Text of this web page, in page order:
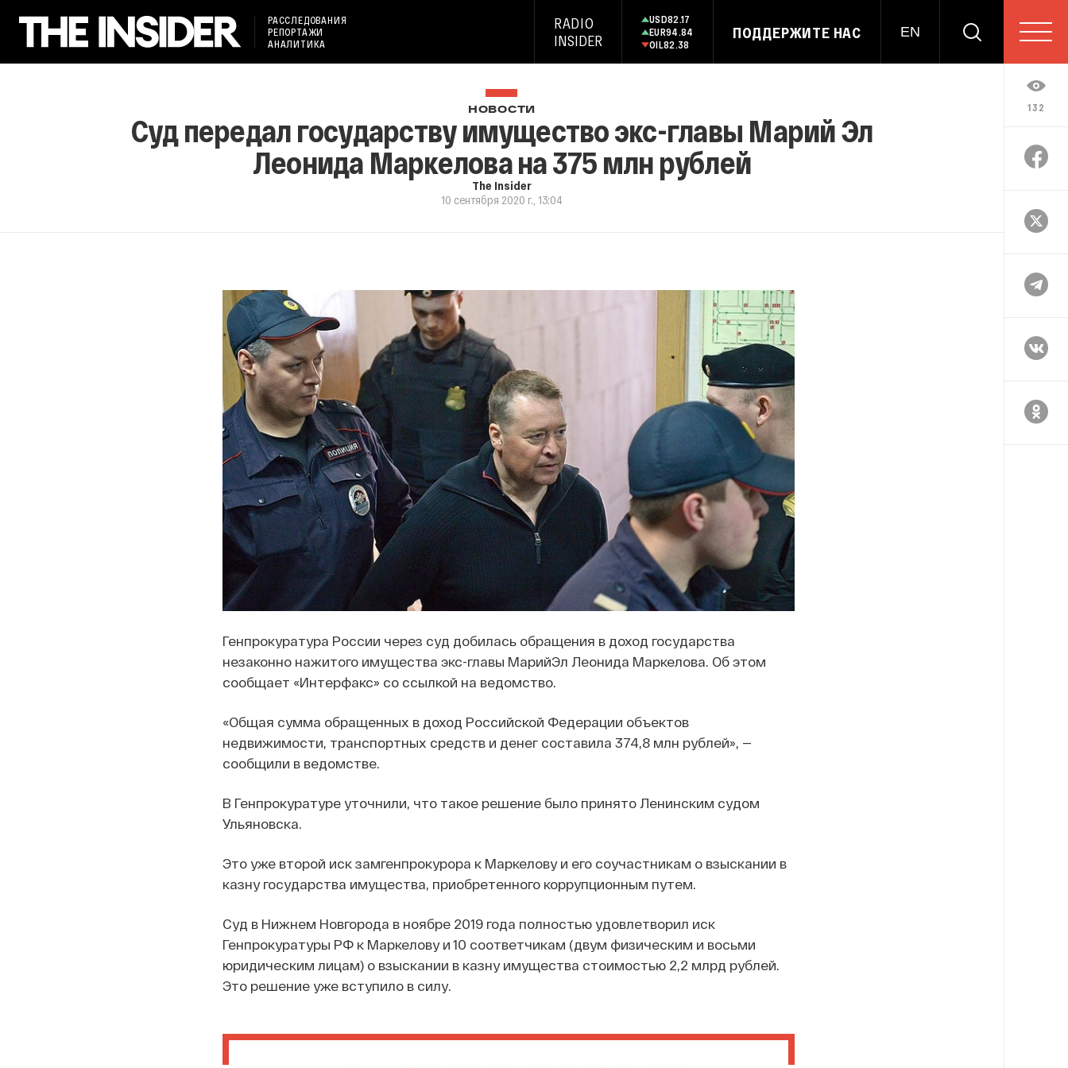
РАССЛЕДОВАНИЯ
РЕПОРТАЖИ
АНАЛИТИКА
RADIO
INSIDER
USD82.17
EUR94.84
OIL82.38
ПОДДЕРЖИТЕ НАС EN
132
НОВОСТИ
Суд передал государству имущество экс-главы Марий Эл
Леонида Маркелова на 375 млн рублей
The Insider
10 сентября 2020 г., 13:04
Генпрокуратура России через суд добилась обращения в доход государства
незаконно нажитого имущества экс-главы МарийЭл Леонида Маркелова. Об этом
сообщает «Интерфакс» со ссылкой на ведомство.
«Общая сумма обращенных в доход Российской Федерации объектов
недвижимости, транспортных средств и денег составила 374,8 млн рублей», —
сообщили в ведомстве.
В Генпрокуратуре уточнили, что такое решение было принято Ленинским судом
Ульяновска.
Это уже второй иск замгенпрокурора к Маркелову и его соучастникам о взыскании в
казну государства имущества, приобретенного коррупционным путем.
Суд в Нижнем Новгорода в ноябре 2019 года полностью удовлетворил иск
Генпрокуратуры РФ к Маркелову и 10 соответчикам (двум физическим и восьми
юридическим лицам) о взыскании в казну имущества стоимостью 2,2 млрд рублей.
Это решение уже вступило в силу.